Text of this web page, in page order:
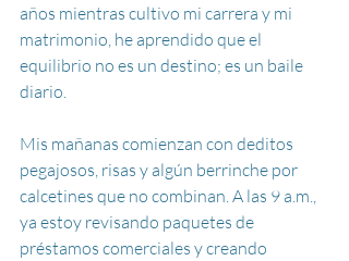
años mientras cultivo mi carrera y mi
matrimonio, he aprendido que el
equilibrio no es un destino; es un baile
diario.
Mis mañanas comienzan con deditos
pegajosos, risas y algún berrinche por
calcetines que no combinan. A las 9 a.m.,
ya estoy revisando paquetes de
préstamos comerciales y creando